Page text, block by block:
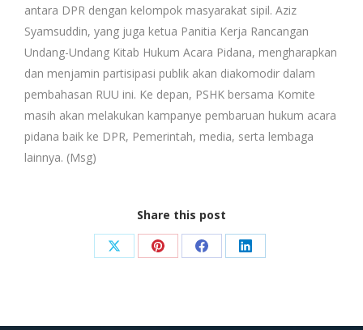
antara DPR dengan kelompok masyarakat sipil. Aziz
Syamsuddin, yang juga ketua Panitia Kerja Rancangan
Undang-Undang Kitab Hukum Acara Pidana, mengharapkan
dan menjamin partisipasi publik akan diakomodir dalam
pembahasan RUU ini. Ke depan, PSHK bersama Komite
masih akan melakukan kampanye pembaruan hukum acara
pidana baik ke DPR, Pemerintah, media, serta lembaga
lainnya. (Msg)
Share this post
Share Share Share Share